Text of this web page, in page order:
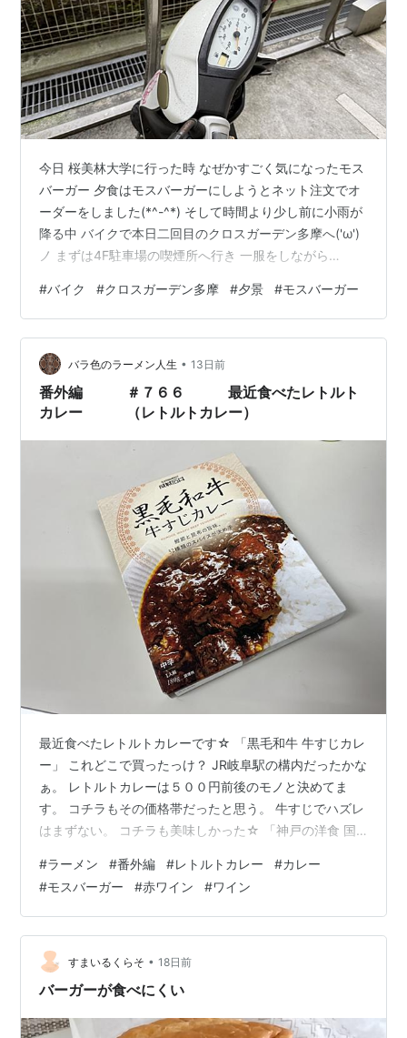
今日 桜美林大学に行った時 なぜかすごく気になったモス
バーガー 夕食はモスバーガーにしようとネット注文でオ
ーダーをしました(*^-^*) そして時間より少し前に小雨が
降る中 バイクで本日二回目のクロスガーデン多摩へ('ω')
ノ まずは4F駐車場の喫煙所へ行き 一服をしながら
とないのだが）手が3本に見える猫を見て('ω') 1Fに下り
て モスバーガーのネットオーダーカウンターで商品を受
け取り 帰宅☆彡 おいしく食べました(*^。^*)
#バイク #クロスガーデン多摩 #夕景 #モスバーガー
バラ色のラーメン人生 • 13日前
番外編 ＃７６６ 最近食べたレトルト
カレー （レトルトカレー）
最近食べたレトルトカレーです☆ 「黒毛和牛 牛すじカレ
ー」 これどこで買ったっけ？ JR岐阜駅の構内だったかな
ぁ。 レトルトカレーは５００円前後のモノと決めてま
す。 コチラもその価格帯だったと思う。 牛すじでハズレ
はまずない。 コチラも美味しかった☆ 「神戸の洋食 国
タルホテルのレシピを再現☆ 中辛ですね。 コチラもJR
岐阜で購入したと思う。 コチラもなかなか美味しかった
☆ レトルト系はトマトが効いたのが多いですが。 それは
まぁまぁ苦手。 苦手ってのは大袈裟かｗｗ 好みの問題だ
よね。 「北海道コーンたっぷりカレー」 コチラは岡崎の
アウトレット…
#ラーメン #番外編 #レトルトカレー #カレー
#モスバーガー #赤ワイン #ワイン
すまいるくらそ • 18日前
バーガーが食べにくい